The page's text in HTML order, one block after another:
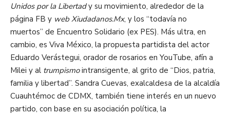
Unidos por la Libertady su movimiento, alrededor de la
página FB y web Xiudadanos.Mx, y los “todavía no
muertos” de Encuentro Solidario (ex PES). Más ultra, en
cambio, es Viva México, la propuesta partidista del actor
Eduardo Verástegui, orador de rosarios en YouTube, afín a
Milei y al trumpismointransigente, al grito de “Dios, patria,
familia y libertad”. Sandra Cuevas, exalcaldesa de la alcaldía
Cuauhtémoc de CDMX, también tiene interés en un nuevo
partido, con base en su asociación política, la